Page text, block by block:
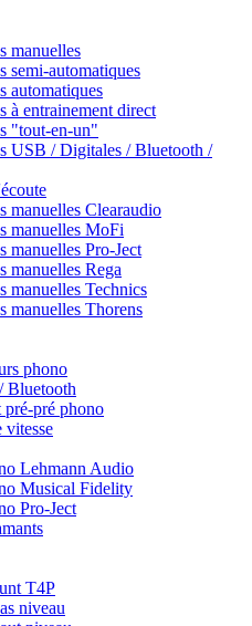
manuelles
semi-automatiques
automatiques
à entrainement direct
"tout-en-un"
USB / Digitales / Bluetooth /
manuelles Clearaudio
manuelles MoFi
manuelles Pro-Ject
manuelles Rega
manuelles Technics
manuelles Thorens
phono
Bluetooth
pré phono
vitesse
Lehmann Audio
Musical Fidelity
Pro-Ject
T4P
niveau